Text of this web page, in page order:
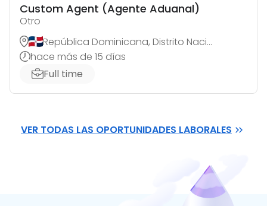
Custom Agent (Agente Aduanal)
Otro
República Dominicana, Distrito Nacional
hace más de 15 días
Full time
VER TODAS LAS OPORTUNIDADES LABORALES